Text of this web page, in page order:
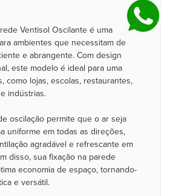
Ventisol Oscilante é uma
ambientes que necessitam de
e abrangente. Com design
este modelo é ideal para uma
como lojas, escolas, restaurantes,
indústrias.
oscilação permite que o ar seja
uniforme em todas as direções,
agradável e refrescante em
disso, sua fixação na parede
economia de espaço, tornando-
e versátil.